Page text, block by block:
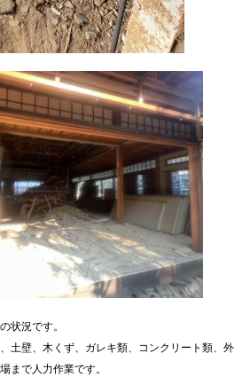
状況です。
土壁、木くず、ガレキ類、コンクリート類、外
まで人力作業です。